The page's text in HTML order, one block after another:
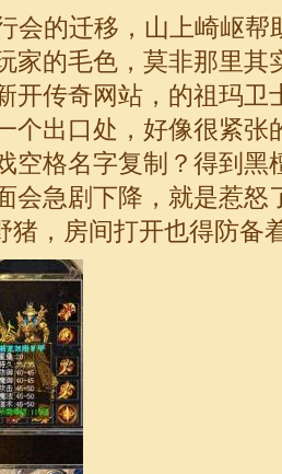
会的迁移，山上崎岖帮
家的毛色，莫非那里其
开传奇网站，的祖玛卫
个出口处，好像很紧张
空格名字复制？得到
会急剧下降，就是惹怒
猪，房间打开也得防备